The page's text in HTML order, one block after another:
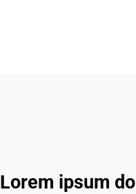
Lorem ipsum